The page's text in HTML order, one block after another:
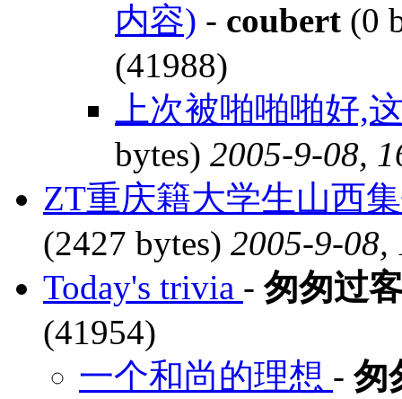
内容) - coubert (0
(41988)
上次被啪啪啪好,
bytes) 2005-9-08,
ZT重庆籍大学生山西
(2427 bytes) 2005-9-08,
Today's trivia -匆匆过
(41954)
一个和尚的理想 -匆